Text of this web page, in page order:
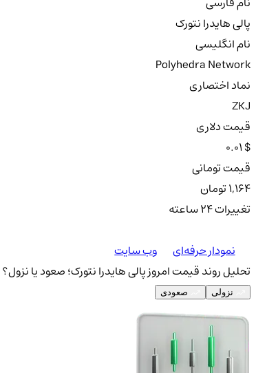
پالی هایدرا نتورک
نام انگلیسی
Polyhedra Network
نماد اختصاری
ZKJ
قیمت دلاری
0.01 $
قیمت تومانی
1,164 تومان
تغییرات ۲۴ ساعته
نمودار حرفه‌ای
وب سایت
تحلیل روند قیمت امروز پالی هایدرا نتورک؛ صعود یا نزول؟
نزولی صعودی